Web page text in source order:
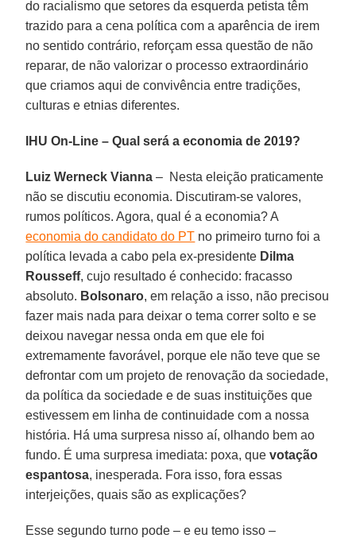
do racialismo que setores da esquerda petista têm
trazido para a cena política com a aparência de irem
no sentido contrário, reforçam essa questão de não
reparar, de não valorizar o processo extraordinário
que criamos aqui de convivência entre tradições,
culturas e etnias diferentes.
IHU On-Line – Qual será a economia de 2019?
Luiz Werneck Vianna– Nesta eleição praticamente
não se discutiu economia. Discutiram-se valores,
rumos políticos. Agora, qual é a economia? A
economia do candidato do PT no primeiro turno foi a
política levada a cabo pela ex-presidente Dilma
Rousseff, cujo resultado é conhecido: fracasso
absoluto. Bolsonaro, em relação a isso, não precisou
fazer mais nada para deixar o tema correr solto e se
deixou navegar nessa onda em que ele foi
extremamente favorável, porque ele não teve que se
defrontar com um projeto de renovação da sociedade,
da política da sociedade e de suas instituições que
estivessem em linha de continuidade com a nossa
história. Há uma surpresa nisso aí, olhando bem ao
fundo. É uma surpresa imediata: poxa, quevotação
espantosa, inesperada. Fora isso, fora essas
interjeições, quais são as explicações?
Esse segundo turno pode – e eu temo isso –